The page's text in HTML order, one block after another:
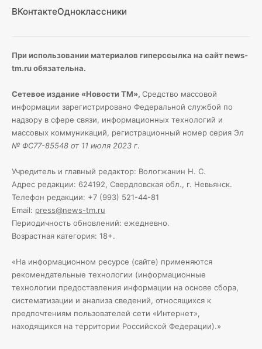
ВКонтактеОдноклассники
При использовании материалов гиперссылка на сайт news-
tm.ru обязательна.
Сетевое издание «Новости ТМ», Средство массовой
информации зарегистрировано Федеральной службой по
надзору в сфере связи, информационных технологий и
массовых коммуникаций, регистрационный номер серия Эл
№ ФС77-85548 от 11 июля 2023 г.
Учредитель и главный редактор: Вологжанин Н. С.
Адрес редакции: 624192, Свердловская обл., г. Невьянск.
Телефон редакции: +7 (993) 521-44-81
Email: press@news-tm.ru
Периодичность обновлений: ежедневно.
Возрастная категория: 18+.
«На информационном ресурсе (сайте) применяются
рекомендательные технологии (информационные
технологии предоставления информации на основе сбора,
систематизации и анализа сведений, относящихся к
предпочтениям пользователей сети «Интернет»,
находящихся на территории Российской Федерации).»